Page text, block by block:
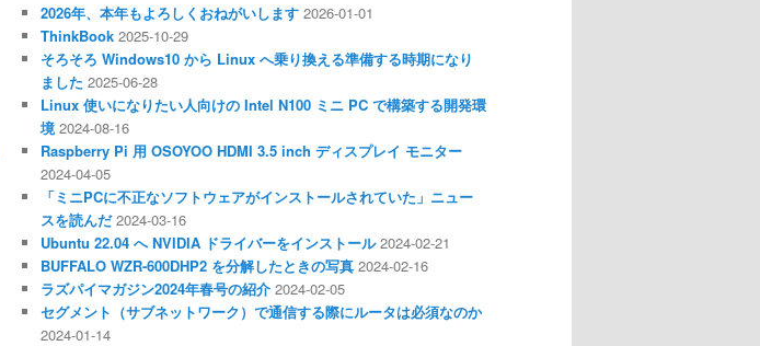
2026年、本年もよろしくおねがいします 2026-01-01
ThinkBook 2025-10-29
そろそろ Windows10 から Linux へ乗り換える準備する時期になり
ました 2025-06-28
Linux 使いになりたい人向けの Intel N100 ミニ PC で構築する開発環
境 2024-08-16
Raspberry Pi 用 OSOYOO HDMI 3.5 inch ディスプレイ モニター
2024-04-05
「ミニPCに不正なソフトウェアがインストールされていた」ニュー
スを読んだ 2024-03-16
Ubuntu 22.04 へ NVIDIA ドライバーをインストール 2024-02-21
BUFFALO WZR-600DHP2 を分解したときの写真 2024-02-16
ラズパイマガジン2024年春号の紹介 2024-02-05
セグメント（サブネットワーク）で通信する際にルータは必須なのか
2024-01-14